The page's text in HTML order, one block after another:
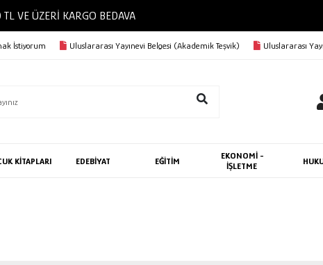
VE ÜZERİ KARGO BEDAVA
İstiyorum Uluslararası Yayınevi Belgesi (Akademik Teşvik) Uluslararası
KİTAPLARI EDEBİYAT EĞİTİM
EKONOMİ -
İŞLETME